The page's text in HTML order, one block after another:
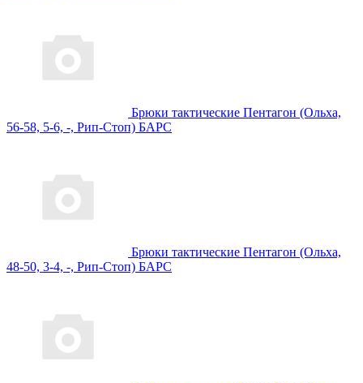
Брюки тактические Пентагон (Ольха,
56-58, 5-6, -, Рип-Стоп) БАРС
Брюки тактические Пентагон (Ольха,
48-50, 3-4, -, Рип-Стоп) БАРС